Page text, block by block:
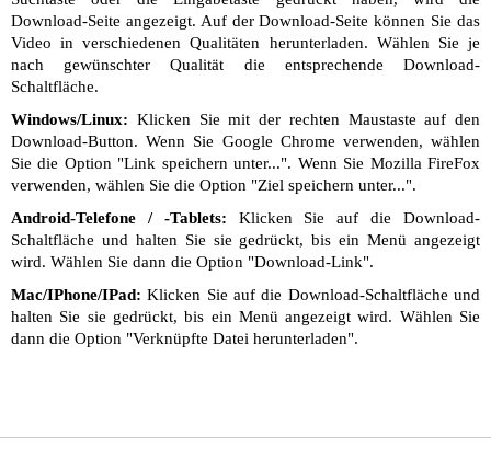
Download-Seite angezeigt. Auf der Download-Seite können Sie das
Video in verschiedenen Qualitäten herunterladen. Wählen Sie je
nach gewünschter Qualität die entsprechende Download-
Schaltfläche.
Windows/Linux: Klicken Sie mit der rechten Maustaste auf den
Download-Button. Wenn Sie Google Chrome verwenden, wählen
Sie die Option "Link speichern unter...". Wenn Sie Mozilla FireFox
verwenden, wählen Sie die Option "Ziel speichern unter...".
Android-Telefone / -Tablets: Klicken Sie auf die Download-
Schaltfläche und halten Sie sie gedrückt, bis ein Menü angezeigt
wird. Wählen Sie dann die Option "Download-Link".
Mac/IPhone/IPad: Klicken Sie auf die Download-Schaltfläche und
halten Sie sie gedrückt, bis ein Menü angezeigt wird. Wählen Sie
dann die Option "Verknüpfte Datei herunterladen".